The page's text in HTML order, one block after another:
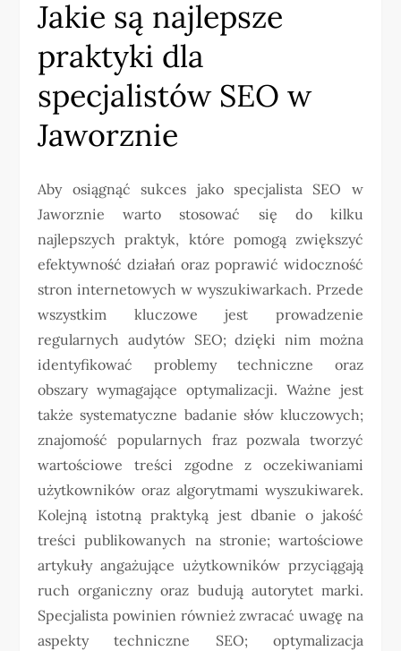
Jakie są najlepsze
praktyki dla
specjalistów SEO w
Jaworznie
Aby osiągnąć sukces jako specjalista SEO w
Jaworznie warto stosować się do kilku
najlepszych praktyk, które pomogą zwiększyć
efektywność działań oraz poprawić widoczność
stron internetowych w wyszukiwarkach. Przede
wszystkim kluczowe jest prowadzenie
regularnych audytów SEO; dzięki nim można
identyfikować problemy techniczne oraz
obszary wymagające optymalizacji. Ważne jest
także systematyczne badanie słów kluczowych;
znajomość popularnych fraz pozwala tworzyć
wartościowe treści zgodne z oczekiwaniami
użytkowników oraz algorytmami wyszukiwarek.
Kolejną istotną praktyką jest dbanie o jakość
treści publikowanych na stronie; wartościowe
artykuły angażujące użytkowników przyciągają
ruch organiczny oraz budują autorytet marki.
Specjalista powinien również zwracać uwagę na
aspekty techniczne SEO; optymalizacja